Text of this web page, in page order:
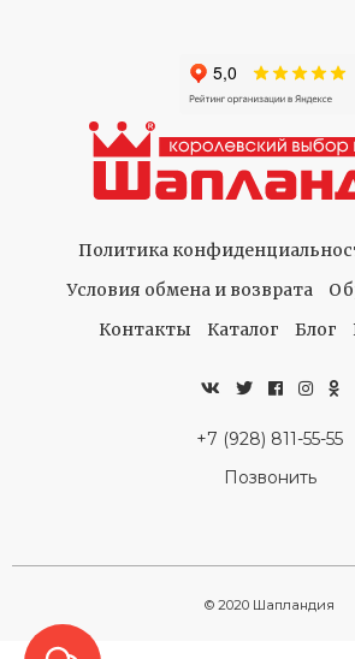
Политика
Условия обмена и возврата
Контакты
Каталог Блог
+7 (928) 811-55-55
Позвонить
© 2020 Шапландия